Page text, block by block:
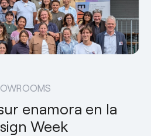
enamora en la
Week